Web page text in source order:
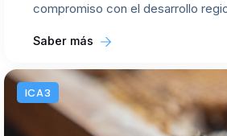
compromiso con el desarrollo
Saber más
ICA3